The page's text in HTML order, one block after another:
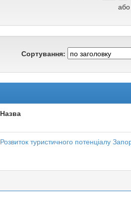
або
Сортування:
Назва
Розвиток туристичного потенціалу